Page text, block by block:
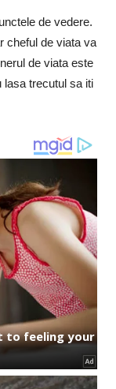
de vedere.
cheful de viata va
de viata este
trecutul sa iti